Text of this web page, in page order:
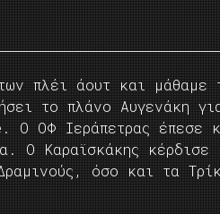
πλέι άουτ και μάθαμε
το πλάνο Αυγενάκη
ΟΦ Ιεράπετρας έπεσε
Ο Καραϊσκάκης
όσο και τα